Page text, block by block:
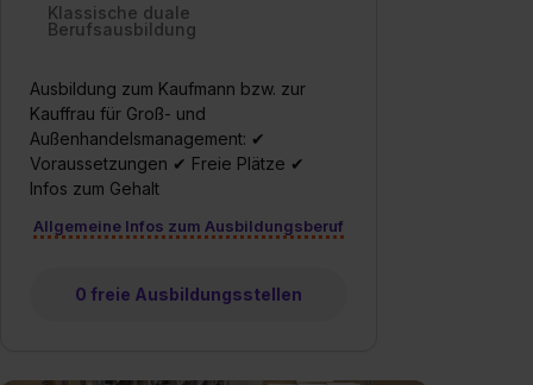
Klassische duale
Berufsausbildung
Ausbildung zum Kaufmann bzw. zur
Kauffrau für Groß- und
Außenhandelsmanagement: ✔
Voraussetzungen ✔ Freie Plätze ✔
Infos zum Gehalt
Allgemeine Infos zum Ausbildungsberuf
0 freie Ausbildungsstellen